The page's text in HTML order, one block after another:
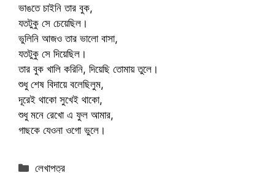
ভাঙতে চাইনি তার বুক,
যতটুকু সে চেয়েছিল।
ভুলিনি আজও তার ভালো বাসা,
যতটুকু সে দিয়েছিল।
তার বুক খালি করিনি, দিয়েছি তোমায় তুলে।
শুধু শেষ বিদায়ে বলেছিলুম,
দূরেই থাকো সুখেই থাকো,
শুধু মনে রেখো এ ফুল আমার,
গাছকে যেওনা ওগো ভুলে।
Categories
লেখাপত্র